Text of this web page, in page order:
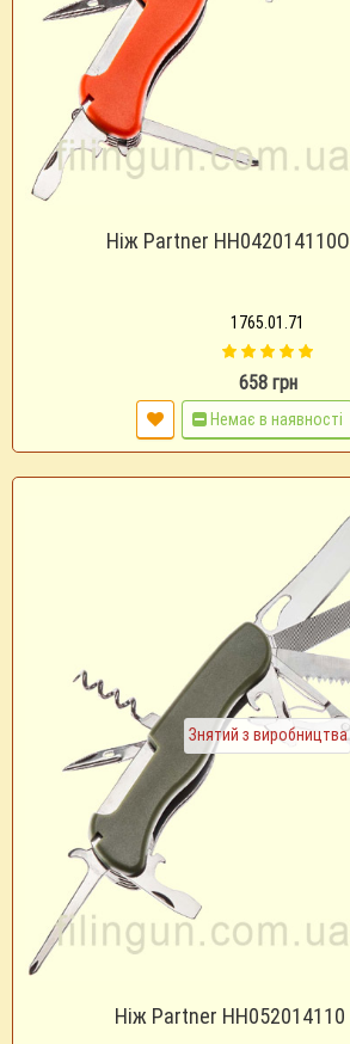
Ніж Partner
1765.01.71
658 грн
Немає в наявності
Знятий з виробництва
Ніж Partner HH052014110